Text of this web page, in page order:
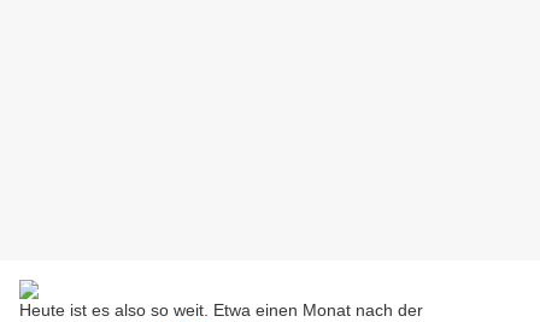
Heute ist es also so weit. Etwa einen Monat nach der